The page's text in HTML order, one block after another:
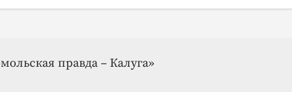
правда – Калуга»